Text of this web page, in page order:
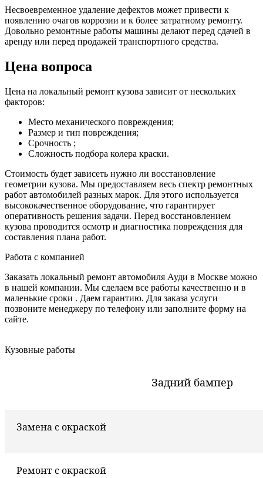
Несвоевременное удаление дефектов может привести к
появлению очагов коррозии и к более затратному ремонту.
Довольно ремонтные работы машины делают перед сдачей в
аренду или перед продажей транспортного средства.
Цена вопроса
Цена на локальный ремонт кузова зависит от нескольких
факторов:
Место механического повреждения;
Размер и тип повреждения;
Срочность ;
Сложность подбора колера краски.
Стоимость будет зависеть нужно ли восстановление
геометрии кузова. Мы предоставляем весь спектр ремонтных
работ автомобилей разных марок. Для этого используется
высококачественное оборудование, что гарантирует
оперативность решения задачи. Перед восстановлением
кузова проводится осмотр и диагностика повреждения для
составления плана работ.
Работа с компанией
Заказать локальный ремонт автомобиля Ауди в Москве можно
в нашей компании. Мы сделаем все работы качественно и в
маленькие сроки . Даем гарантию. Для заказа услуги
позвоните менеджеру по телефону или заполните форму на
сайте.
Кузовные работы
Задний бампер
Замена с окраской
Ремонт с окраской